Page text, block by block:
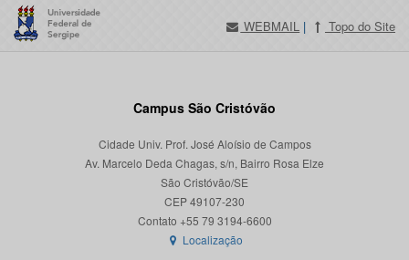
WEBMAIL | Topo do Site
Campus São Cristóvão
Cidade Univ. Prof. José Aloísio de Campos
Av. Marcelo Deda Chagas, s/n, Bairro Rosa Elze
São Cristóvão/SE
CEP 49107-230
Localização